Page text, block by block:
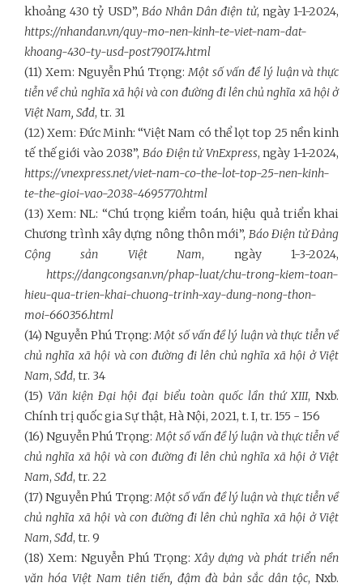
khoảng 430 tỷ USD”, Báo Nhân Dân điện tử, ngày 1-1-2024,
https://nhandan.vn/quy-mo-nen-kinh-te-viet-nam-dat-
khoang-430-ty-usd-post790174.html
(11) Xem: Nguyễn Phú Trọng:Một số vấn đề lý luận và thực
tiễn về chủ nghĩa xã hội và con đường đi lên chủ nghĩa xã hội ở
Việt Nam, Sđd, tr. 31
(12) Xem: Đức Minh: “Việt Nam có thể lọt top 25 nền kinh
tế thế giới vào 2038”, Báo Điện tử VnExpress, ngày 1-1-2024,
https://vnexpress.net/viet-nam-co-the-lot-top-25-nen-kinh-
te-the-gioi-vao-2038-4695770.html
(13) Xem: NL: “Chú trọng kiểm toán, hiệu quả triển khai
Chương trình xây dựng nông thôn mới”, Báo Điện tử Đảng
Cộng sản Việt Nam, ngày 1-3-2024,
https://dangcongsan.vn/phap-luat/chu-trong-kiem-toan-
hieu-qua-trien-khai-chuong-trinh-xay-dung-nong-thon-
moi-660356.html
(14) Nguyễn Phú Trọng:Một số vấn đề lý luận và thực tiễn về
chủ nghĩa xã hội và con đường đi lên chủ nghĩa xã hội ở Việt
Nam, Sđd, tr. 34
(15)Văn kiện Đại hội đại biểu toàn quốc lần thứ XIII, Nxb.
Chính trị quốc gia Sự thật, Hà Nội, 2021, t. I, tr. 155 - 156
(16) Nguyễn Phú Trọng:Một số vấn đề lý luận và thực tiễn về
chủ nghĩa xã hội và con đường đi lên chủ nghĩa xã hội ở Việt
Nam, Sđd, tr. 22
(17) Nguyễn Phú Trọng:Một số vấn đề lý luận và thực tiễn về
chủ nghĩa xã hội và con đường đi lên chủ nghĩa xã hội ở Việt
Nam, Sđd, tr. 9
(18) Xem: Nguyễn Phú Trọng:Xây dựng và phát triển nền
văn hóa Việt Nam tiên tiến, đậm đà bản sắc dân tộc, Nxb.